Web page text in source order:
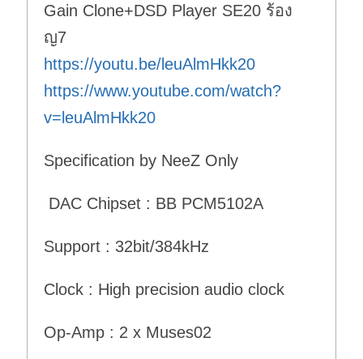
Gain Clone+DSD Player SE20 ร้อง
ญ7
https://youtu.be/leuAlmHkk20
https://www.youtube.com/watch?
v=leuAlmHkk20
Specification by NeeZ Only
DAC Chipset : BB PCM5102A
Support : 32bit/384kHz
Clock : High precision audio clock
Op-Amp : 2 x Muses02